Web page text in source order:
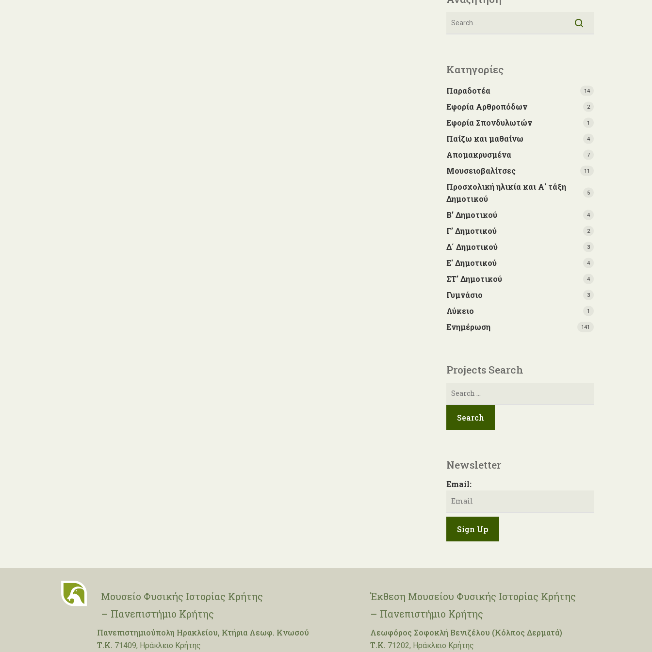
Κατηγορίες
Παραδοτέα 14
Εφορία Αρθροπόδων 2
Εφορία Σπονδυλωτών 1
Παίζω και μαθαίνω 4
Απομακρυσμένα 7
Μουσειοβαλίτσες 11
Προσχολική ηλικία και Α' τάξη
Δημοτικού
5
Β’ Δημοτικού 4
Γ’ Δημοτικού 2
Δ΄ Δημοτικού 3
Ε' Δημοτικού 4
ΣΤ' Δημοτικού 4
Γυμνάσιο 3
Λύκειο 1
Ενημέρωση 141
Projects Search
Αναζήτηση
Newsletter
Email:
Μουσείο Φυσικής Ιστορίας Κρήτης
– Πανεπιστήμιο Κρήτης
Πανεπιστημιούπολη Ηρακλείου, Κτήρια Λεωφ. Κνωσού
Τ.Κ. 71409, Ηράκλειο Κρήτης
Έκθεση Μουσείου Φυσικής Ιστορίας Κρήτης
– Πανεπιστήμιο Κρήτης
Λεωφόρος Σοφοκλή Βενιζέλου (Κόλπος Δερματά)
Τ.Κ. 71202, Ηράκλειο Κρήτης